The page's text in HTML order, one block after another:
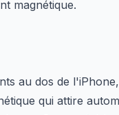
magnétique.
au dos de
qui attire